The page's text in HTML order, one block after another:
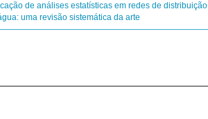
de análises estatísticas em redes de distribuição
uma revisão sistemática da arte